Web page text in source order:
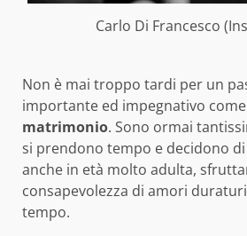
Carlo Di Francesco
Non è mai troppo tardi per un
importante ed impegnativo
matrimonio. Sono ormai
si prendono tempo e decidono
anche in età molto adulta,
consapevolezza di amori
tempo.